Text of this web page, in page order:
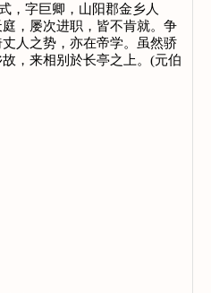
字巨卿，山阳郡金乡人
，屡次进职，皆不肯就。争
人之势，亦在帝学。虽然骄
，来相别於长亭之上。(元伯